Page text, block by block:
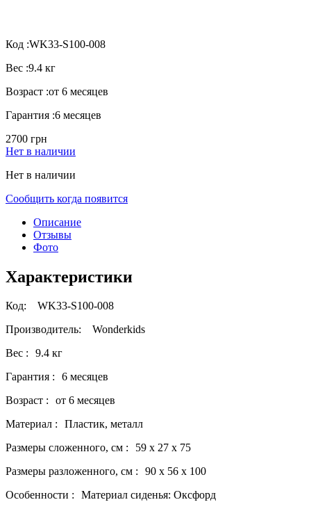
Код :WK33-S100-008
Вес :9.4 кг
Возраст :от 6 месяцев
Гарантия :6 месяцев
2700 грн
Нет в наличии
Нет в наличии
Сообщить когда появится
Описание
Отзывы
Фото
Характеристики
Код: WK33-S100-008
Производитель: Wonderkids
Вес :
9.4 кг
Гарантия :
6 месяцев
Возраст :
от 6 месяцев
Материал :
Пластик, металл
Размеры сложенного, см :
59 x 27 x 75
Размеры разложенного, см :
90 x 56 x 100
Особенности :
Материал сиденья: Оксфорд